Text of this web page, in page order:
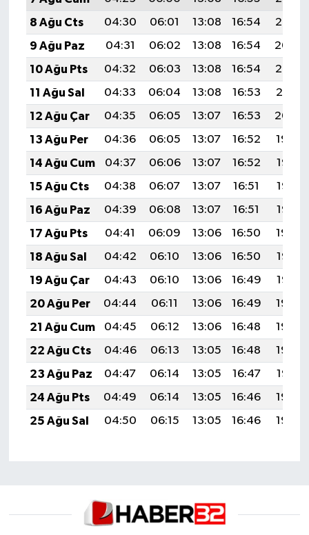
8 Ağu Cts
04:30 06:01 13:08 16:54
20:05
9 Ağu Paz
04:31 06:02 13:08 16:54
20:04
10 Ağu Pts
04:32 06:03 13:08 16:54
20:03
11 Ağu Sal
04:33 06:04 13:08 16:53
20:01
12 Ağu Çar
04:35 06:05 13:07 16:53
20:00
13 Ağu Per
04:36 06:05 13:07 16:52
19:59
14 Ağu Cum
04:37 06:06 13:07 16:52
19:58
15 Ağu Cts
04:38 06:07 13:07 16:51
19:57
16 Ağu Paz
04:39 06:08 13:07 16:51
19:56
17 Ağu Pts
04:41 06:09 13:06 16:50
19:54
18 Ağu Sal
04:42 06:10 13:06 16:50
19:53
19 Ağu Çar
04:43 06:10 13:06 16:49
19:52
20 Ağu Per
04:44 06:11 13:06 16:49
19:50
21 Ağu Cum
04:45 06:12 13:06 16:48
19:49
22 Ağu Cts
04:46 06:13 13:05 16:48
19:48
23 Ağu Paz
04:47 06:14 13:05 16:47
19:47
24 Ağu Pts
04:49 06:14 13:05 16:46
19:45
25 Ağu Sal
04:50 06:15 13:05 16:46 19:44